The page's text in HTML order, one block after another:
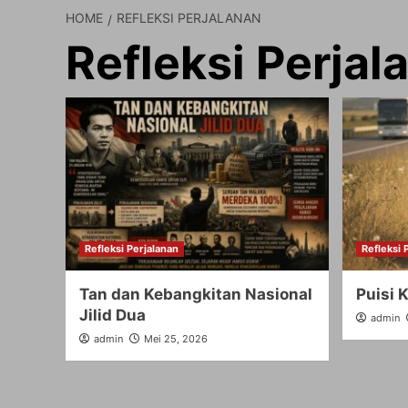
HOME REFLEKSI PERJALANAN
Refleksi
Refleksi Perjalanan
Tan dan Kebangkitan Nasional
Jilid Dua
admin Mei 25, 2026
Refleksi
Puisi
admin